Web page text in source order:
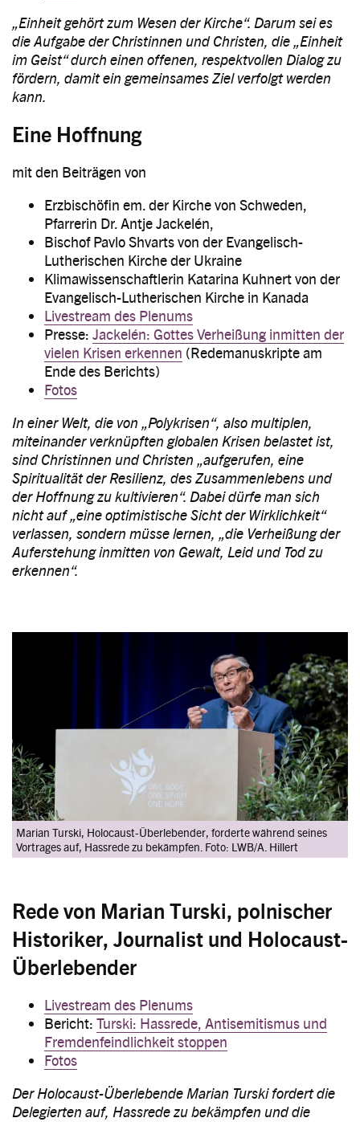
„Einheit gehört zum Wesen der Kirche“. Darum sei es
die Aufgabe der Christinnen und Christen, die „Einheit
im Geist“ durch einen offenen, respektvollen Dialog zu
fördern, damit ein gemeinsames Ziel verfolgt werden
kann.
Eine Hoffnung
mit den Beiträgen von
Erzbischöfin em. der Kirche von Schweden,
Pfarrerin Dr. Antje Jackelén,
Bischof Pavlo Shvarts von der Evangelisch-
Lutherischen Kirche der Ukraine
Klimawissenschaftlerin Katarina Kuhnert von der
Evangelisch-Lutherischen Kirche in Kanada
Livestream des Plenums
Presse: Jackelén: Gottes Verheißung inmitten der
vielen Krisen erkennen (Redemanuskripte am
Ende des Berichts)
Fotos
In einer Welt, die von „Polykrisen“, also multiplen,
miteinander verknüpften globalen Krisen belastet ist,
sind Christinnen und Christen „aufgerufen, eine
Spiritualität der Resilienz, des Zusammenlebens und
der Hoffnung zu kultivieren“. Dabei dürfe man sich
nicht auf „eine optimistische Sicht der Wirklichkeit“
verlassen, sondern müsse lernen, „die Verheißung der
Auferstehung inmitten von Gewalt, Leid und Tod zu
erkennen“.
Marian Turski, Holocaust-Überlebender, forderte während seines
Vortrages auf, Hassrede zu bekämpfen. Foto: LWB/A. Hillert
Rede von Marian Turski, polnischer
Historiker, Journalist und Holocaust-
Überlebender
Livestream des Plenums
Bericht: Turski: Hassrede, Antisemitismus und
Fremdenfeindlichkeit stoppen
Fotos
Der Holocaust-Überlebende Marian Turski fordert die
Delegierten auf, Hassrede zu bekämpfen und die